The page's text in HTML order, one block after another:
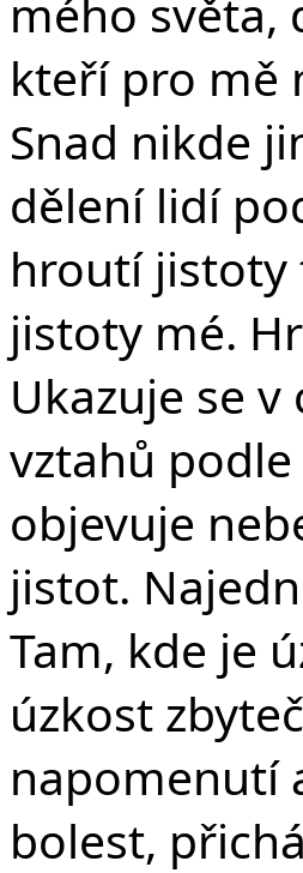
mého světa,
kteří pro mě
Snad nikde
dělení lidí
hroutí jistoty
jistoty mé.
Ukazuje se
vztahů
objevuje
jistot.
Tam, kde je
úzkost
napomenutí
bolest,